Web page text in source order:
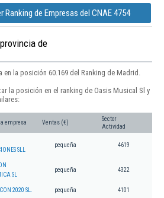
Ranking de Empresas del CNAE 4754
de
en la posición 60.169 del Ranking de Madrid.
la posición en el ranking de Oasis Musical Sl y
empresa Ventas (€)
Sector
Actividad
SLL
pequeña 4619
SL
pequeña 4322
2020 SL. pequeña 4101